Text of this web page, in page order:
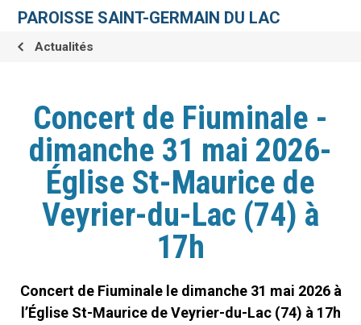
contenu.
personnelsPAROISSE SAINT-GERMAIN DU LAC
Actualités
Concert de Fiuminale -
dimanche 31 mai 2026-
Église St-Maurice de
Veyrier-du-Lac (74) à
17h
Concert de Fiuminale le dimanche 31 mai 2026 à
l’Église St-Maurice de Veyrier-du-Lac (74) à 17h